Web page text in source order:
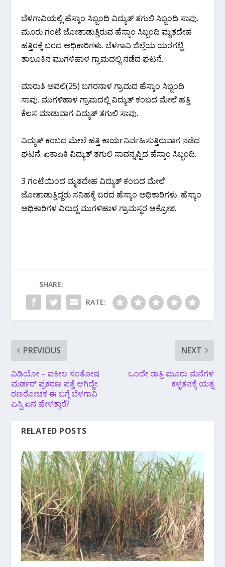
ಬೆಳಗಾವಿಯಲ್ಲಿ ಹೆಸ್ಕಾಂ ಸಿಬ್ಬಂದಿ ವಿದ್ಯುತ್ ತಗುಲಿ ಸಿಬ್ಬಂದಿ ಸಾವು.
ಮೂರು ಗಂಟೆ ಜೋತಾಡುತ್ತಿರುವ ಹೆಸ್ಕಾಂ ಸಿಬ್ಬಂದಿ ಮೃತದೇಹ
ಹತ್ತಿರಕ್ಕೆ ಬರದ ಅಧಿಕಾರಿಗಳು. ಬೆಳಗಾವಿ ಜಿಲ್ಲೆಯ ಯರಗಟ್ಟಿ
ತಾಲೂಕಿನ ಮುಗಳಿಹಾಳ ಗ್ರಾಮದಲ್ಲಿ ನಡೆದ ಘಟನೆ.
ಮಾರುತಿ ಅವಲಿ(25) ಬಗರನಾಳ ಗ್ರಾಮದ ಹೆಸ್ಕಾಂ ಸಿಬ್ಬಂದಿ
ಸಾವು. ಮುಗಳಿಹಾಳ ಗ್ರಾಮದಲ್ಲಿ ವಿದ್ಯುತ್ ಕಂಬದ ಮೇಲೆ ಹತ್ತಿ
ಕೆಲಸ ಮಾಡುವಾಗ ವಿದ್ಯುತ್ ತಗುಲಿ ಸಾವು.
ವಿದ್ಯುತ್ ಕಂಬದ ಮೇಲೆ ಹತ್ತಿ ಕಾರ್ಯನಿರ್ವಹಿಸುತ್ತಿರುವಾಗ ನಡೆದ
ಘಟನೆ. ಏಕಾಏಕಿ ವಿದ್ಯುತ್ ತಗುಲಿ ಸಾವನ್ನಪ್ಪಿದ ಹೆಸ್ಕಾಂ ಸಿಬ್ಬಂದಿ.
3 ಗಂಟೆಯಿಂದ ಮೃತದೇಹ ವಿದ್ಯುತ್ ಕಂಬದ ಮೇಲೆ
ಜೋತಾಡುತ್ತಿದ್ದರು ಸನಿಹಕ್ಕೆ ಬರದ ಹೆಸ್ಕಾಂ ಅಧಿಕಾರಿಗಳು. ಹೆಸ್ಕಾಂ
ಅಧಿಕಾರಿಗಳ ವಿರುದ್ದ ಮುಗಳಿಹಾಳ ಗ್ರಾಮಸ್ಥರ ಆಕ್ರೋಶ.
SHARE:
RATE:
PREVIOUS
ವಿಡಿಯೋ – ವಕೀಲ ಸಂತೋಷ
ಮರ್ಡರ್ ಪ್ರಕರಣ ಪತ್ತೆ ಆಗಿದ್ದೇ
ರಣರೋಚಕ ಈ ಬಗ್ಗೆ ಬೆಳಗಾವಿ
ಎಸ್ಪಿ ಏನ ಹೇಳತ್ತಾರೆ?
NEXT
ಒಂದೇ ರಾತ್ರಿ ಮೂರು ಮನೆಗಳ
ಕಳ್ಳತನಕ್ಕೆ ಯತ್ನ
RELATED POSTS